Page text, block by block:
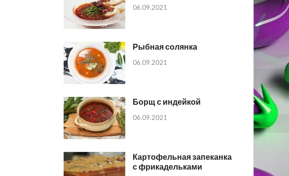
06.09.2021
Рыбная солянка
06.09.2021
Борщ с индейкой
06.09.2021
Картофельная запеканка
с фрикадельками